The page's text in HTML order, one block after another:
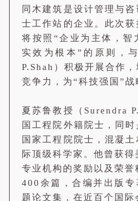
同木建筑是设计管理与咨
士工作站的企业 。 此次
将按照 “企业为主体，智
实效为根本” 的原则，
P.Shah ）积极开展合作
竞争力，为“科技强国 ”战
夏苏鲁教授（Surendra
国工程院外籍院士，同
国家工程院院士，混凝
际顶级科学家。他曾获
专业机构的奖励以及荣
400余篇，合编并出版
题论文集，在近百个国际